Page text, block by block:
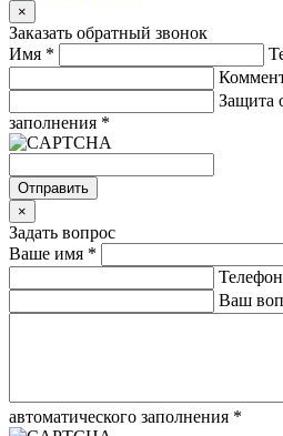
×
Заказать обратный звонок
Имя *
Защита
заполнения *
Отправить
×
Задать вопрос
Ваше имя *
Ваш
автоматического заполнения *